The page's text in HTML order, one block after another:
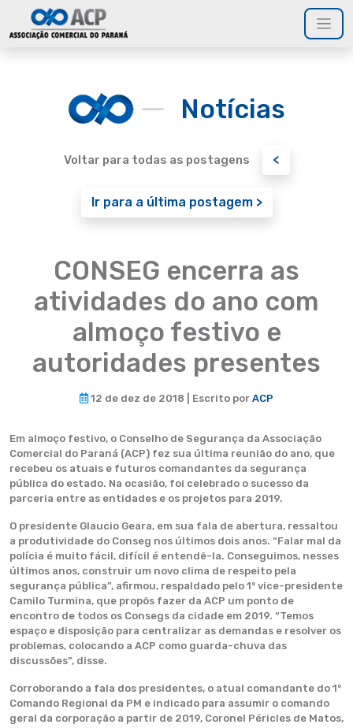
Notícias
Voltar para todas as postagens <
Ir para a última postagem >
CONSEG encerra as
atividades do ano com
almoço festivo e
autoridades presentes
12 de dez de 2018 | Escrito por ACP
Em almoço festivo, o Conselho de Segurança da Associação
Comercial do Paraná (ACP) fez sua última reunião do ano, que
recebeu os atuais e futuros comandantes da segurança
pública do estado. Na ocasião, foi celebrado o sucesso da
parceria entre as entidades e os projetos para 2019.
O presidente Glaucio Geara, em sua fala de abertura, ressaltou
a produtividade do Conseg nos últimos dois anos. “Falar mal da
polícia é muito fácil, difícil é entendê-la. Conseguimos, nesses
últimos anos, construir um novo clima de respeito pela
segurança pública”, afirmou, respaldado pelo 1º vice-presidente
Camilo Turmina, que propôs fazer da ACP um ponto de
encontro de todos os Consegs da cidade em 2019. “Temos
espaço e disposição para centralizar as demandas e resolver os
problemas, colocando a ACP como guarda-chuva das
discussões”, disse.
Corroborando a fala dos presidentes, o atual comandante do 1º
Comando Regional da PM e indicado para assumir o comando
geral da corporação a partir de 2019, Coronel Péricles de Matos,